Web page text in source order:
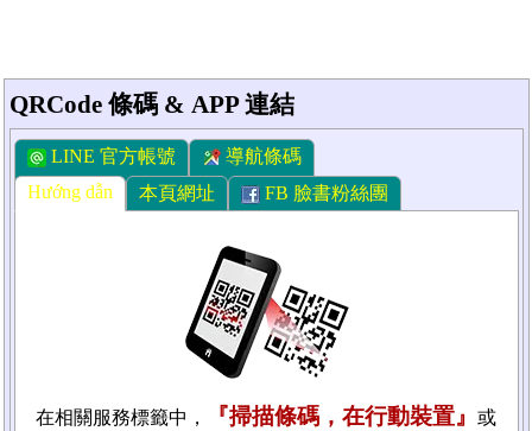
QRCode 條碼 & APP 連結
Hướng dẫn 本頁網址 FB 臉書粉絲團
LINE 官方帳號 導航條碼
在相關服務標籤中， 『掃描條碼，在行動裝置』或